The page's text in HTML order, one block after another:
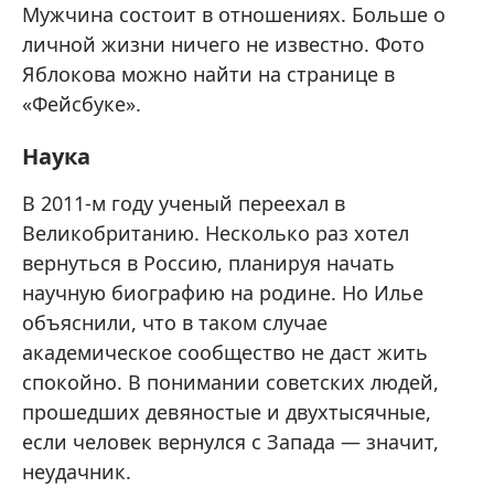
Мужчина состоит в отношениях. Больше о
личной жизни ничего не известно. Фото
Яблокова можно найти на странице в
«Фейсбуке».
Наука
В 2011-м году ученый переехал в
Великобританию. Несколько раз хотел
вернуться в Россию, планируя начать
научную биографию на родине. Но Илье
объяснили, что в таком случае
академическое сообщество не даст жить
спокойно. В понимании советских людей,
прошедших девяностые и двухтысячные,
если человек вернулся с Запада — значит,
неудачник.